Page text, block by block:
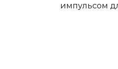
импульсом